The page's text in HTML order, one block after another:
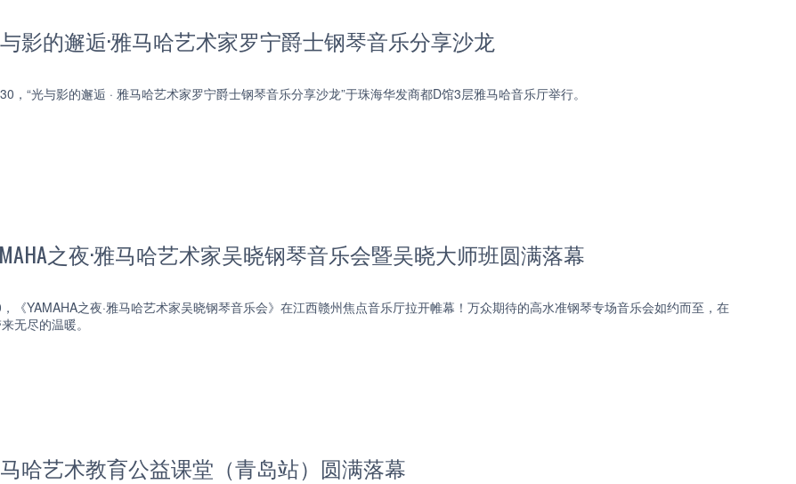
影的邂逅·雅马哈艺术家罗宁爵士钢琴音乐分享沙龙
，“光与影的邂逅 · 雅马哈艺术家罗宁爵士钢琴音乐分享沙龙”于珠海华发商都D馆3层雅马哈音乐厅举行。
之夜·雅马哈艺术家吴晓钢琴音乐会暨吴晓大师班圆满落幕
《YAMAHA之夜·雅马哈艺术家吴晓钢琴音乐会》在江西赣州焦点音乐厅拉开帷幕！万众期待的高水准钢琴专场音乐会如约而至，在
无尽的温暖。
哈艺术教育公益课堂（青岛站）圆满落幕